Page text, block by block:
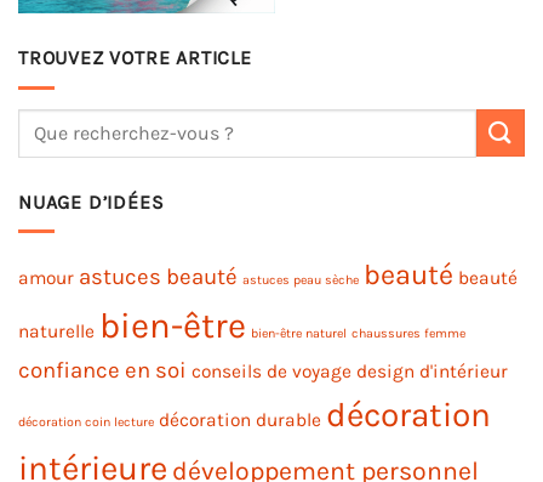
TROUVEZ VOTRE ARTICLE
NUAGE D’IDÉES
amour astuces beauté astuces peau sèche beauté beauté
naturelle bien-être bien-être naturel chaussures femme
confiance en soi conseils de voyage design d'intérieur
décoration coin lecture décoration durable décoration
intérieure développement personnel